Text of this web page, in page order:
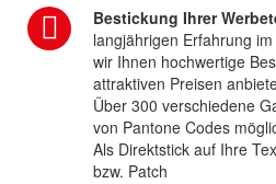
Bestickung Ihrer
langjährigen Erfahrung
wir Ihnen hochwertige
attraktiven Preisen
Über 300 verschiedene
von Pantone Codes
Als Direktstick auf Ihre
bzw. Patch